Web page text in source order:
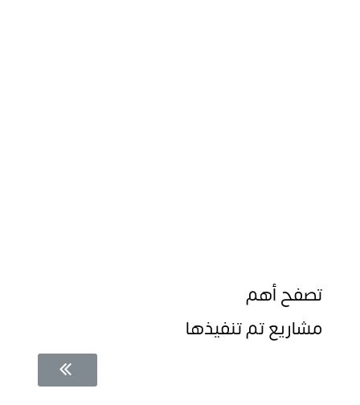
تصفح أهم
مشاريع تم تنفيذها